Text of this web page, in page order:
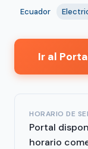
Ecuador
Ir al
HORARIO DE
Portal
horario